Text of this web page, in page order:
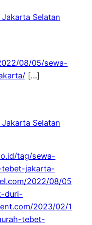
Selatan
08/05/sewa-
[…]
Selatan
tag/sewa-
jakarta-
2022/08/05
duri-
2023/02/1
tebet-